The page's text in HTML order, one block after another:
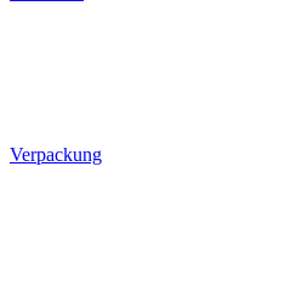
Verpackung